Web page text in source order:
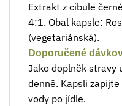
Extrakt z cibule
4:1. Obal kapsle:
(vegetariánská).
Doporučené
Jako doplněk stravy
denně. Kapsli
vody po jídle.